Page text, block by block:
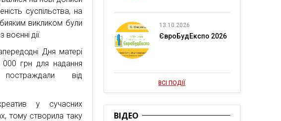
суспільства, на
викликом були
дії.
Дня матері
грн для надання
від
у сучасних
тому створила таку
13.10.2026
ЄвроБудЕкспо 2026
ВСІ ПОДІЇ
ВІДЕО